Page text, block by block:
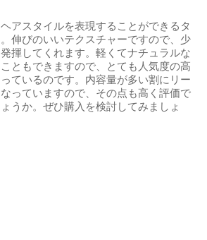
アスタイルを表現することができるタ
伸びのいいテクスチャーですので、少
揮してくれます。軽くてナチュラルな
ともできますので、とても人気度の高
ているのです。内容量が多い割にリー
っていますので、その点も高く評価で
うか。ぜひ購入を検討してみましょ